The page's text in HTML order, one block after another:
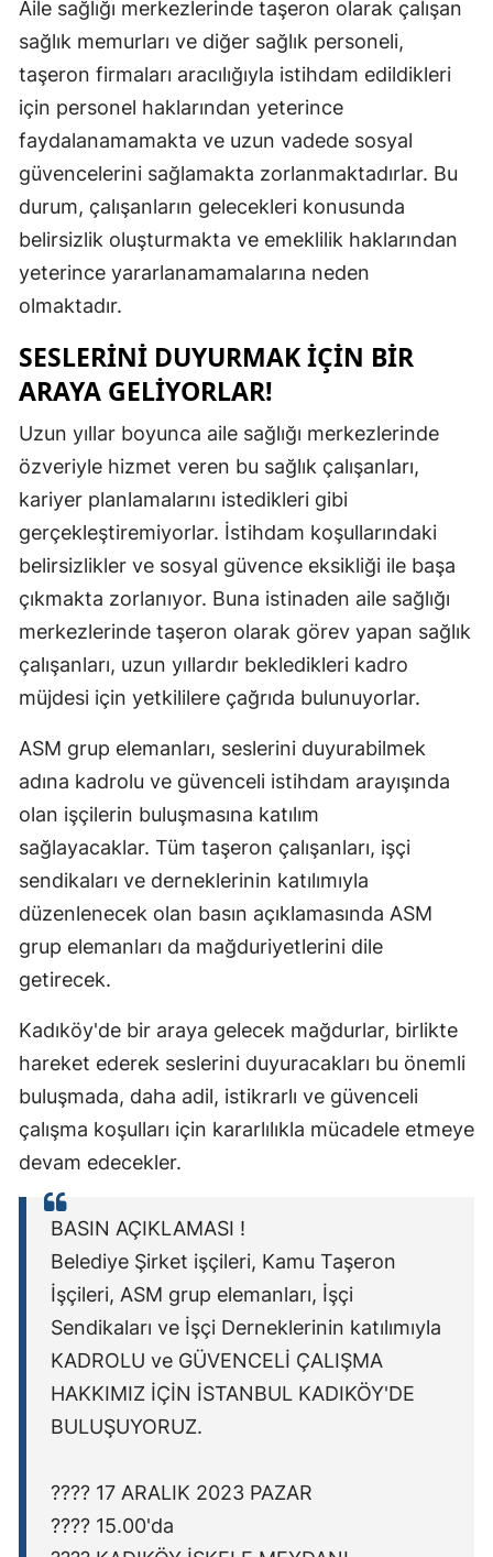
Gaziantep
Hakkari
Isparta
İzmir
Kastamonu
Kırşehir
Kocaeli
Malatya
Mardin
Niğde
Ordu
Siirt
Aile sağlığı merkezlerinde taşeron olarak çalışan
sağlık memurları ve diğer sağlık personeli,
taşeron firmaları aracılığıyla istihdam edildikleri
için personel haklarından yeterince
faydalanamamakta ve uzun vadede sosyal
güvencelerini sağlamakta zorlanmaktadırlar. Bu
durum, çalışanların gelecekleri konusunda
belirsizlik oluşturmakta ve emeklilik haklarından
yeterince yararlanamamalarına neden
olmaktadır.
SESLERINI DUYURMAK IÇIN BIR
ARAYA GELIYORLAR!
Uzun yıllar boyunca aile sağlığı merkezlerinde
özveriyle hizmet veren bu sağlık çalışanları,
kariyer planlamalarını istedikleri gibi
gerçekleştiremiyorlar. İstihdam koşullarındaki
belirsizlikler ve sosyal güvence eksikliği ile başa
çıkmakta zorlanıyor. Buna istinaden aile sağlığı
merkezlerinde taşeron olarak görev yapan sağlık
çalışanları, uzun yıllardır bekledikleri kadro
müjdesi için yetkililere çağrıda bulunuyorlar.
ASM grup elemanları, seslerini duyurabilmek
adına kadrolu ve güvenceli istihdam arayışında
olan işçilerin buluşmasına katılım
sağlayacaklar. Tüm taşeron çalışanları, işçi
sendikaları ve derneklerinin katılımıyla
düzenlenecek olan basın açıklamasında ASM
grup elemanları da mağduriyetlerini dile
getirecek.
Kadıköy'de bir araya gelecek mağdurlar, birlikte
hareket ederek seslerini duyuracakları bu önemli
buluşmada, daha adil, istikrarlı ve güvenceli
çalışma koşulları için kararlılıkla mücadele etmeye
devam edecekler.
BASIN AÇIKLAMASI !
Belediye Şirket işçileri, Kamu Taşeron
İşçileri, ASM grup elemanları, İşçi
Sendikaları ve İşçi Derneklerinin katılımıyla
KADROLU ve GÜVENCELİ ÇALIŞMA
HAKKIMIZ İÇİN İSTANBUL KADIKÖY'DE
BULUŞUYORUZ.
????️ 17 ARALIK 2023 PAZAR
???? 15.00'da